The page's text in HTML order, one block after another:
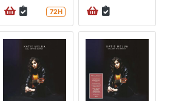
72H